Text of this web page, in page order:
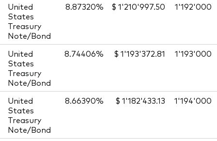
United
States
Treasury
Note/Bond
8.87320% $ 1'210'997.50 1'192'000
United
States
Treasury
Note/Bond
8.74406% $ 1'193'372.81 1'193'000
United
States
Treasury
Note/Bond
8.66390% $ 1'182'433.13 1'194'000